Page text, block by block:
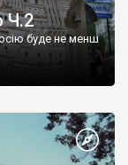
Ч.2
буде не менш